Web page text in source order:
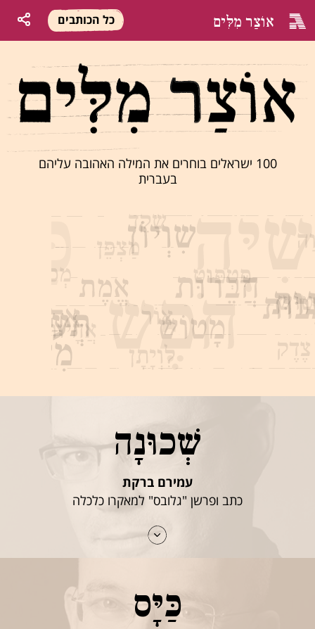
כל הכותבים אוֹצַר מִלִּים
100 ישראלים בוחרים את המילה האהובה עליהם
בעברית
שְׁכוּנָה
עמירם ברקת
כתב ופרשן "גלובס" למאקרו כלכלה
כַּיָּס